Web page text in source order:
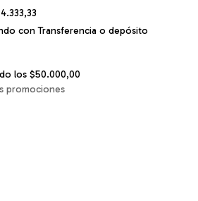
con Transferencia o depósito
los$50.000,00
promociones